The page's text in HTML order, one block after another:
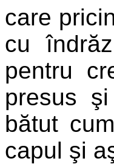
care
cu
pentru
presus
bătut
capul şi